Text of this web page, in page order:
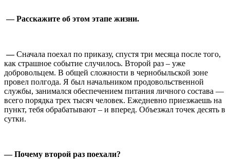
— Расскажите об этом этапе жизни.
—Сначала поехал по приказу, спустя три месяца после того,
как страшное событие случилось. Второй раз – уже
добровольцем. В общей сложности в чернобыльской зоне
провел полгода. Я был начальником продовольственной
службы, занимался обеспечением питания личного состава —
всего порядка трех тысяч человек. Ежедневно приезжаешь на
пункт, тебя обрабатывают – и вперед. Объезжал точек десять в
сутки.
— Почему второй раз поехали?